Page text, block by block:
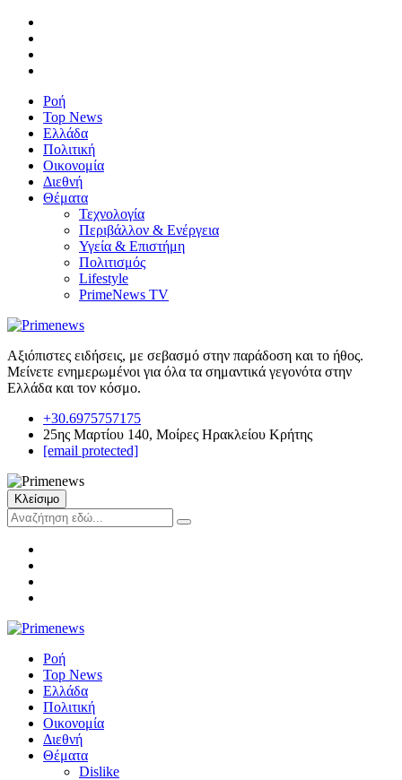
Ροή
Top News
Ελλάδα
Πολιτική
Οικονομία
Διεθνή
Θέματα
Τεχνολογία
Περιβάλλον & Ενέργεια
Υγεία & Επιστήμη
Πολιτισμός
Lifestyle
PrimeNews TV
Αξιόπιστες ειδήσεις, με σεβασμό στην παράδοση και το ήθος.
Μείνετε ενημερωμένοι για όλα τα σημαντικά γεγονότα στην
Ελλάδα και τον κόσμο.
+30.6975757175
25ης Μαρτίου 140, Μοίρες Ηρακλείου Κρήτης
[email protected]
Κλείσιμο
Ροή
Top News
Ελλάδα
Πολιτική
Οικονομία
Διεθνή
Θέματα
Dislike